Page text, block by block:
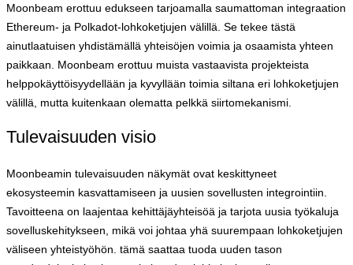
Moonbeam erottuu edukseen tarjoamalla saumattoman integraation
Ethereum- ja Polkadot-lohkoketjujen välillä. Se tekee tästä
ainutlaatuisen yhdistämällä yhteisöjen voimia ja osaamista yhteen
paikkaan. Moonbeam erottuu muista vastaavista projekteista
helppokäyttöisyydellään ja kyvyllään toimia siltana eri lohkoketjujen
välillä, mutta kuitenkaan olematta pelkkä siirtomekanismi.
Tulevaisuuden visio
Moonbeamin tulevaisuuden näkymät ovat keskittyneet
ekosysteemin kasvattamiseen ja uusien sovellusten integrointiin.
Tavoitteena on laajentaa kehittäjäyhteisöä ja tarjota uusia työkaluja
sovelluskehitykseen, mikä voi johtaa yhä suurempaan lohkoketjujen
väliseen yhteistyöhön. tämä saattaa tuoda uuden tason